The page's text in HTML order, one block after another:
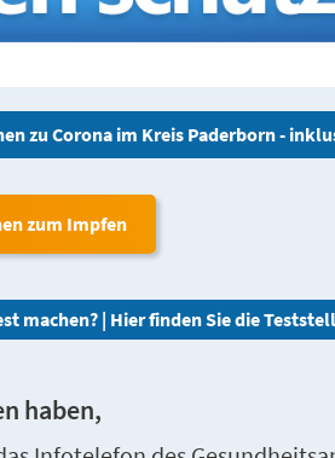
zu Corona im Kreis Paderborn -
zum Impfen
machen? | Hier finden Sie die
haben,